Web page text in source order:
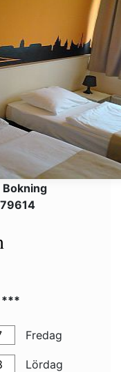
Bokning
***
Fredag
Lördag